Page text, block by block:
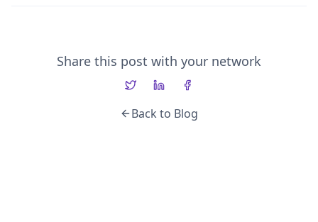
Share this post with your network
Back to Blog